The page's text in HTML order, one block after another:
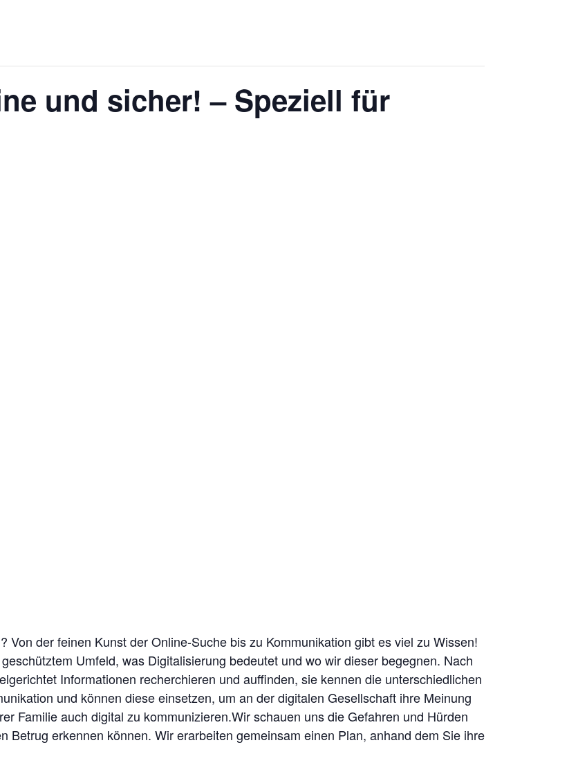
und sicher! – Speziell für
Von der feinen Kunst der Online-Suche bis zu Kommunikation gibt es viel zu Wissen!
Umfeld, was Digitalisierung bedeutet und wo wir dieser begegnen. Nach
Informationen recherchieren und auffinden, sie kennen die unterschiedlichen
und können diese einsetzen, um an der digitalen Gesellschaft ihre Meinung
Familie auch digital zu kommunizieren.Wir schauen uns die Gefahren und Hürden
Betrug erkennen können. Wir erarbeiten gemeinsam einen Plan, anhand dem Sie ihre